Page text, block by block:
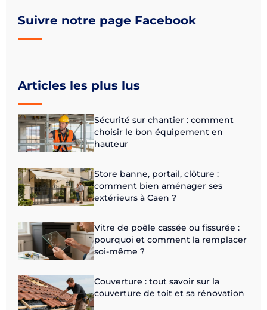
Suivre notre page Facebook
Articles les plus lus
Sécurité sur chantier : comment
choisir le bon équipement en
hauteur
Store banne, portail, clôture :
comment bien aménager ses
extérieurs à Caen ?
Vitre de poêle cassée ou fissurée :
pourquoi et comment la remplacer
soi-même ?
Couverture : tout savoir sur la
couverture de toit et sa rénovation